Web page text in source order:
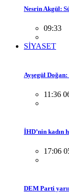
Nesrin Akgül:
09:33
SİYASET
Ayşegül
11:36
İHD’nin kadın
17:06
DEM Parti